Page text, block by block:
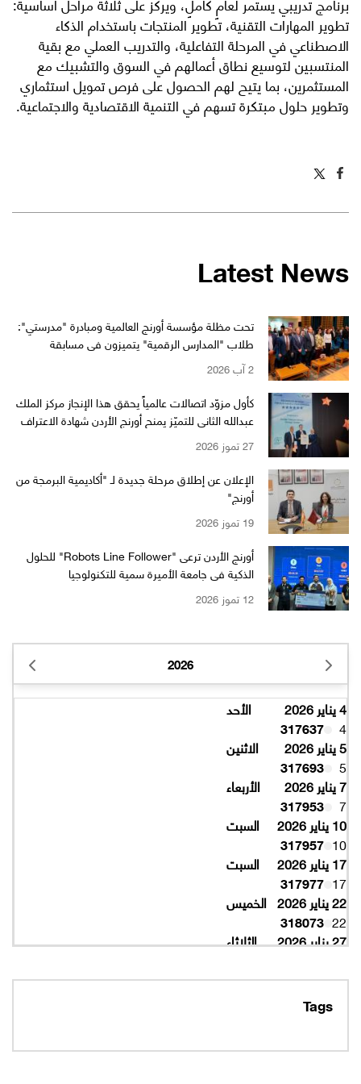
تطوير المهارات التقنية، تطوير المنتجات باستخدام الذكاء
الاصطناعي في المرحلة التفاعلية، والتدريب العملي مع بقية
المنتسبين لتوسيع نطاق أعمالهم في السوق والتشبيك مع
المستثمرين، بما يتيح لهم الحصول على فرص تمويل استثماري
وتطوير حلول مبتكرة تسهم في التنمية الاقتصادية والاجتماعية.
Latest News
تحت مظلة مؤسسة أورنج العالمية ومبادرة "مدرستي":
طلاب "المدارس الرقمية" يتميزون في مسابقة
2 آب 2026
كأول مزوّد اتصالات عالمياً يحقق هذا الإنجاز مركز الملك
عبدالله الثاني للتميّز يمنح أورنج الأردن شهادة الاعتراف
27 تموز 2026
الإعلان عن إطلاق مرحلة جديدة لـ "أكاديمية البرمجة من
أورنج"
19 تموز 2026
أورنج الأردن ترعى "Robots Line Follower" للحلول
الذكية في جامعة الأميرة سمية للتكنولوجيا
12 تموز 2026
2026
4 يناير 2026
الأحد
4
317637
5 يناير 2026
الاثنين
5
317693
7 يناير 2026
الأربعاء
7
317953
10 يناير 2026
السبت
10
317957
17 يناير 2026
السبت
17
317977
22 يناير 2026
الخميس
22
318073
27 يناير 2026
الثلاثاء
10 فبراير 2026
الثلاثاء
319997
16 فبراير 2026
16
320005
Tags